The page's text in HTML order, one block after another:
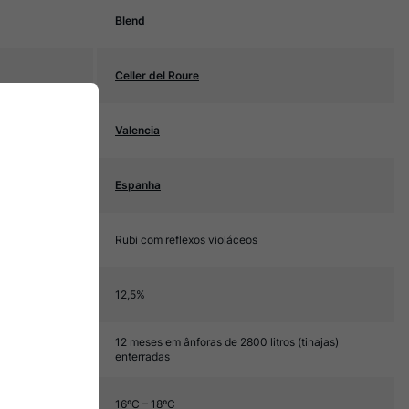
Blend
Celler del Roure
Valencia
Espanha
Rubi com reflexos violáceos
12,5%
12 meses em ânforas de 2800 litros (tinajas)
enterradas
16ºC – 18ºC